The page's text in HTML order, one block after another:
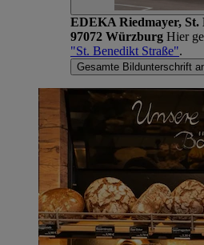
EDEKA Riedmayer, St.
97072 Würzburg Hier
"St. Benedikt Straße".
Gesamte Bildunterschrift